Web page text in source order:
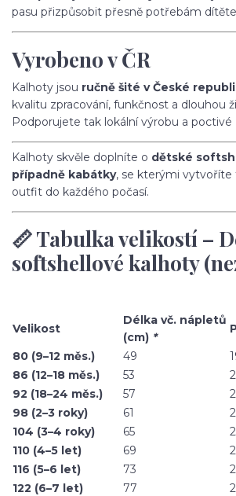
pasu přizpůsobit přesně potřebám
Vyrobeno v ČR
Kalhoty jsou ručně šité v České
kvalitu zpracování, funkčnost a dlouhou
Podporujete tak lokální výrobu a poctivé
Kalhoty skvěle doplníte o dětské
případně kabátky, se kterými vytvoříte
outfit do každého počasí.
📏 Tabulka velikostí –
softshellové kalhoty
Velikost
Délka vč. nápletů
(cm) *
80 (9–12 měs.)
49
86 (12–18 měs.)
53
92 (18–24 měs.)
57
98 (2–3 roky)
61
104 (3–4 roky)
65
110 (4–5 let)
69
116 (5–6 let)
73
122 (6–7 let)
77